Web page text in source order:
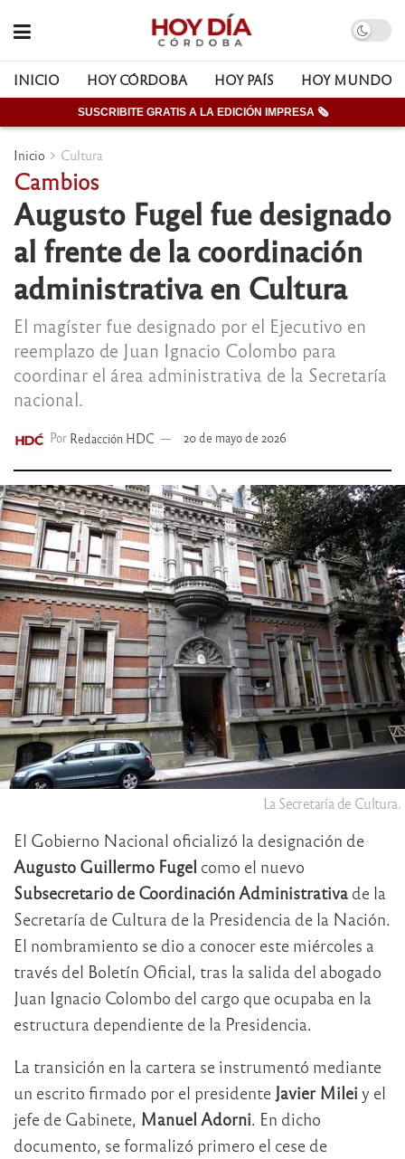
INICIO HOY CÓRDOBA HOY PAÍS HOY MUNDO
SUSCRIBITE GRATIS A LA EDICIÓN IMPRESA 🗞
Inicio Cultura
Cambios
Augusto Fugel fue designado
al frente de la coordinación
administrativa en Cultura
El magíster fue designado por el Ejecutivo en
reemplazo de Juan Ignacio Colombo para
coordinar el área administrativa de la Secretaría
nacional.
Por Redacción HDC 20 de mayo de 2026
La Secretaría de Cultura.
El Gobierno Nacional oficializó la designación de
Augusto Guillermo Fugel como el nuevo
Subsecretario de Coordinación Administrativa de la
Secretaría de Cultura de la Presidencia de la Nación.
El nombramiento se dio a conocer este miércoles a
través del Boletín Oficial, tras la salida del abogado
Juan Ignacio Colombo del cargo que ocupaba en la
estructura dependiente de la Presidencia.
La transición en la cartera se instrumentó mediante
un escrito firmado por el presidente Javier Milei y el
jefe de Gabinete, Manuel Adorni. En dicho
documento, se formalizó primero el cese de